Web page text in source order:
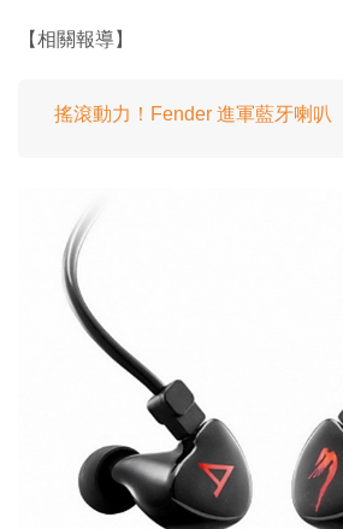
【相關報導】
搖滾動力！Fender 進軍藍牙喇叭